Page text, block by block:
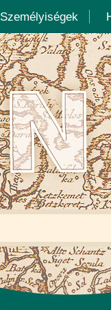
Személyiségek